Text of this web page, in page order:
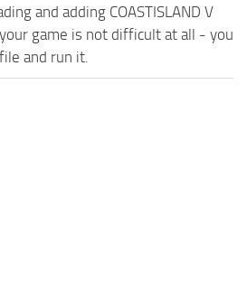
and adding COASTISLAND V
game is not difficult at all - you
and run it.